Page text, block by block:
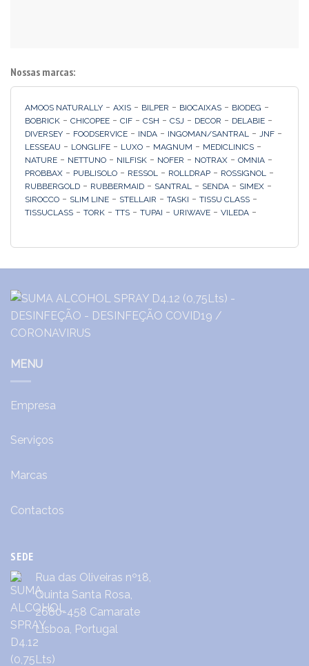
Nossas marcas:
AMOOS NATURALLY - AXIS - BILPER - BIOCAIXAS - BIODEG -
BOBRICK - CHICOPEE - CIF - CSH - CSJ - DECOR - DELABIE -
DIVERSEY - FOODSERVICE - INDA - INGOMAN/SANTRAL - JNF -
LESSEAU - LONGLIFE - LUXO - MAGNUM - MEDICLINICS -
NATURE - NETTUNO - NILFISK - NOFER - NOTRAX - OMNIA -
PROBBAX - PUBLISOLO - RESSOL - ROLLDRAP - ROSSIGNOL -
RUBBERGOLD - RUBBERMAID - SANTRAL - SENDA - SIMEX -
SIROCCO - SLIM LINE - STELLAIR - TASKI - TISSU CLASS -
TISSUCLASS - TORK - TTS - TUPAI - URIWAVE - VILEDA -
MENU
Empresa
Serviços
Marcas
Contactos
SEDE
Rua das Oliveiras nº18,
Quinta Santa Rosa,
2680-458 Camarate
Lisboa, Portugal